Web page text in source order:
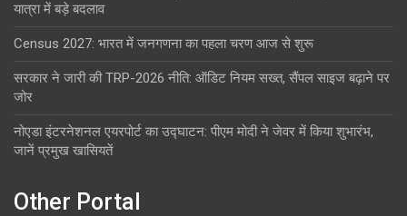
यात्रा में बड़े बदलाव
Census 2027: भारत में जनगणना का पहला चरण आज से शुरू
सरकार ने जारी की TRP-2026 नीति: ऑडिट नियम सख्त, सैंपल साइज बढ़ाने पर
जोर
नोएडा इंटरनेशनल एयरपोर्ट का उद्घाटन: पीएम मोदी ने जेवर में किया शुभारंभ,
जानें प्रमुख खासियतें
Other Portal